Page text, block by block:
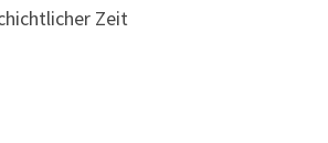
Zeit